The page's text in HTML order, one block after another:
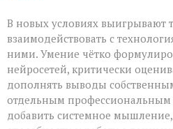
В новых условиях выигрывают
взаимодействовать с
ними. Умение чётко
нейросетей, критически
дополнять выводы
отдельным профессиональным
добавить системное